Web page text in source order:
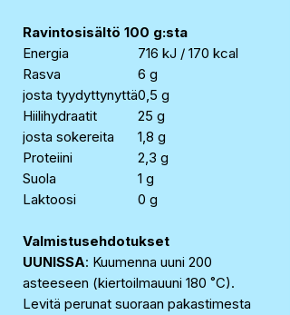
Ravintosisältö 100 g:sta
Energia
716 kJ / 170 kcal
Rasva
6 g
josta tyydyttynyttä0,5 g
Hiilihydraatit
25 g
josta sokereita
1,8 g
Proteiini
2,3 g
Suola
1 g
Laktoosi
0 g
Valmistusehdotukset
UUNISSA: Kuumenna uuni 200
asteeseen (kiertoilmauuni 180 ˚C).
Levitä perunat suoraan pakastimesta